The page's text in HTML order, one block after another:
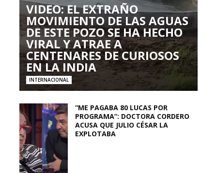
VIDEO: EL EXTRAÑO
MOVIMIENTO DE LAS AGUAS
DE ESTE POZO SE HA HECHO
VIRAL Y ATRAE A
CENTENARES DE CURIOSOS
EN LA INDIA
INTERNACIONAL
“ME PAGABA 80 LUCAS POR
PROGRAMA”: DOCTORA CORDERO
ACUSA QUE JULIO CÉSAR LA
EXPLOTABA